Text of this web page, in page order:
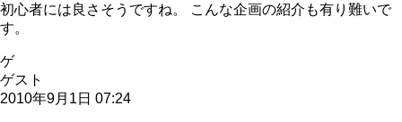
初心者には良さそうですね。 こんな企画の紹介も有り難いで
す。
ゲ
ゲスト
2010年9月1日 07:24